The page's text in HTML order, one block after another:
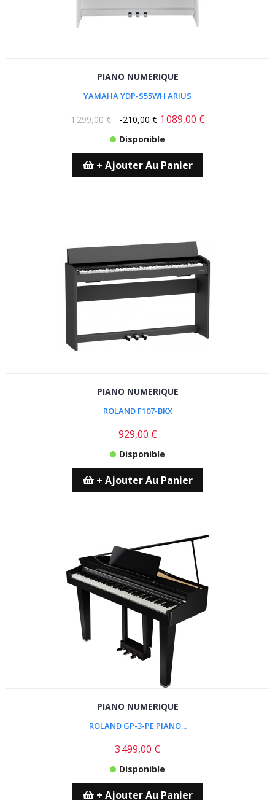
PIANO NUMERIQUE
YAMAHA YDP-S55WH ARIUS
1 299,00 € -210,00 € 1 089,00 €
Disponible
+ Ajouter Au Panier
PIANO NUMERIQUE
ROLAND F107-BKX
929,00 €
Disponible
+ Ajouter Au Panier
PIANO NUMERIQUE
ROLAND GP-3-PE PIANO...
3 499,00 €
Disponible
+ Ajouter Au Panier